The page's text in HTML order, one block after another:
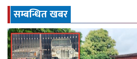
सम्बन्धित खबर